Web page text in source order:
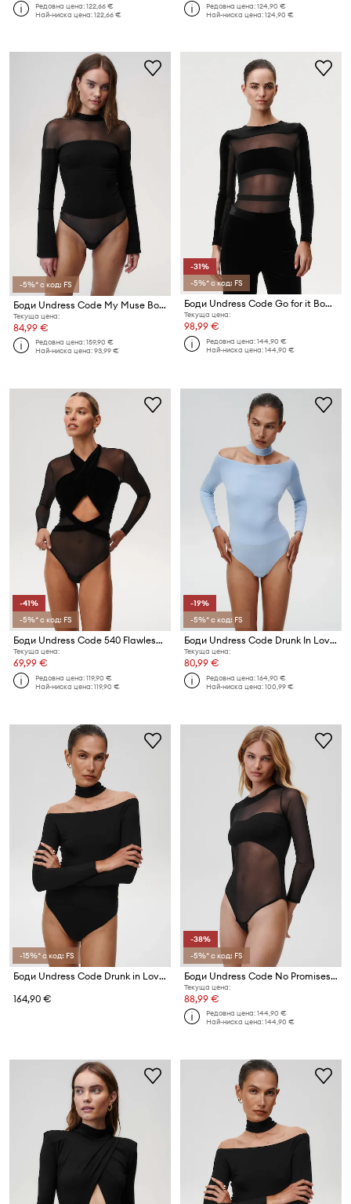
Редовна цена:122,66 €
Най-ниска цена:122,66 €
Редовна цена:124,90 €
Най-ниска цена:124,90 €
-5%* с код: FS
Боди Undress Code My Muse Bodysuit Classic
Текуща цена:
84,99 €
Редовна цена:159,90 €
Най-ниска цена:93,99 €
-31%
-5%* с код: FS
Боди Undress Code Go for it Bodysuit Thong
Текуща цена:
98,99 €
Редовна цена:144,90 €
Най-ниска цена:144,90 €
-41%
-5%* с код: FS
Боди Undress Code 540 Flawless Bodysuit Black Classic
Текуща цена:
69,99 €
Редовна цена:119,90 €
Най-ниска цена:119,90 €
-19%
-5%* с код: FS
Боди Undress Code Drunk In Love Bodysuit
Текуща цена:
80,99 €
Редовна цена:164,90 €
Най-ниска цена:100,99 €
-15%* с код: FS
Боди Undress Code Drunk in Love Bodysuit
164,90 €
-38%
-5%* с код: FS
Боди Undress Code No Promises Bodysuit Thong
Текуща цена:
88,99 €
Редовна цена:144,90 €
Най-ниска цена:144,90 €